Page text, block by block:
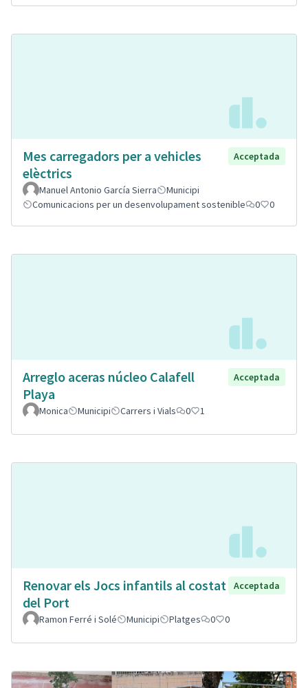
Mes carregadors per a vehicles
elèctrics
Acceptada
Manuel Antonio García Sierra
Municipi
Comunicacions per un desenvolupament sostenible
0 0
Arreglo aceras núcleo Calafell
Playa
Acceptada
Monica Municipi Carrers i Vials 0 1
Renovar els Jocs infantils al costat
del Port
Acceptada
Ramon Ferré i Solé Municipi Platges 0 0